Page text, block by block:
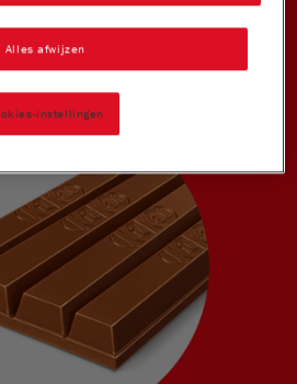
SMAAK EN TECHNOLOGIE
Alles afwijzen
instellingen